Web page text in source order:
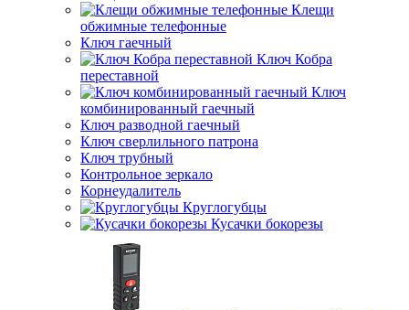
Клещи
обжимные телефонные
Ключ гаечный
Ключ Кобра
переставной
Ключ
комбинированный гаечный
Ключ разводной гаечный
Ключ сверлильного патрона
Ключ трубный
Контрольное зеркало
Корнеудалитель
Круглогубцы
Кусачки бокорезы